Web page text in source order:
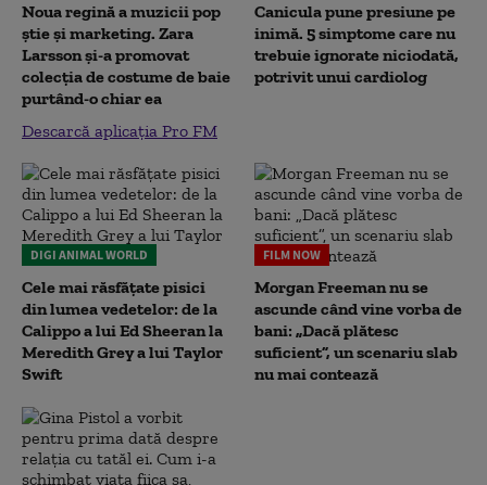
Noua regină a muzicii pop
știe și marketing. Zara
Larsson și-a promovat
colecția de costume de baie
purtând-o chiar ea
Descarcă aplicația Pro FM
Canicula pune presiune pe
inimă. 5 simptome care nu
trebuie ignorate niciodată,
potrivit unui cardiolog
DIGI ANIMAL WORLD
Cele mai răsfățate pisici
din lumea vedetelor: de la
Calippo a lui Ed Sheeran la
Meredith Grey a lui Taylor
Swift
FILM NOW
Morgan Freeman nu se
ascunde când vine vorba de
bani: „Dacă plătesc
suficient”, un scenariu slab
nu mai contează